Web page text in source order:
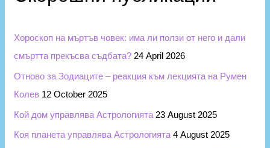
o
r
:
Хороскоп на мъртъв човек: има ли ползи от него и дали
смъртта прекъсва съдбата? 24 April 2026
Отново за Зодиаците – реакция към лекцията на Румен
Колев 12 October 2025
Кой дом управлява Астрологията 23 August 2025
Коя планета управлява Астрологията 4 August 2025